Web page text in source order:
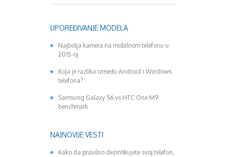
UPOREĐIVANJE MODELA
Najbolja kamera na mobilnom telefonu u
2015-oj
Koja je razlika između Android i Windows
telefona?
Samsung Galaxy S6 vs HTC One M9
benchmark
NAJNOVIJE VESTI
Kako da pravilno dezinfikujete svoj telefon,